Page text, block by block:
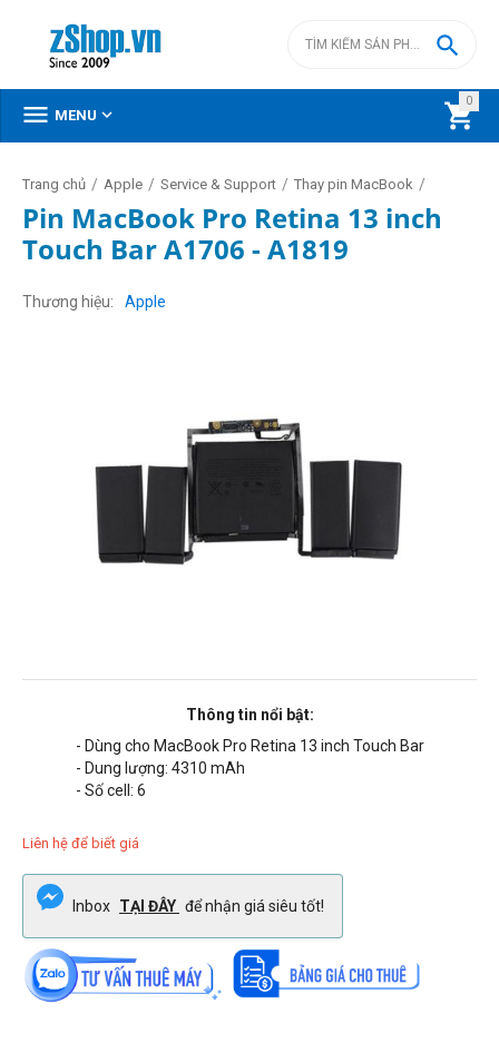
0


 MENU 
Trang chủ / Apple / Service & Support / Thay pin MacBook /
Pin MacBook Pro Retina 13 inch
Touch Bar A1706 - A1819
Thương hiệu Apple
Thông tin nổi bật:
- Dùng cho MacBook Pro Retina 13 inch Touch Bar
- Dung lượng: 4310 mAh
- Số cell: 6
Liên hệ để biết giá
Inbox TẠI ĐÂY để nhận giá siêu tốt!